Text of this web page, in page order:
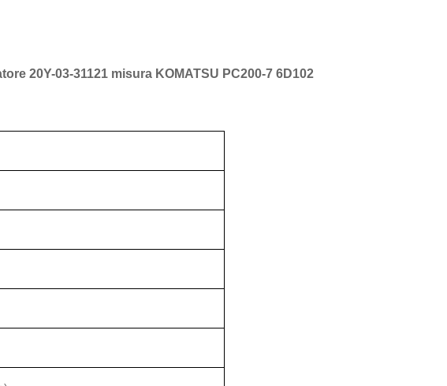
20Y-03-31121 misura KOMATSU PC200-7 6D102